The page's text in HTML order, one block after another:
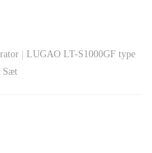
LUGAO LT-S1000GF type
Sæt